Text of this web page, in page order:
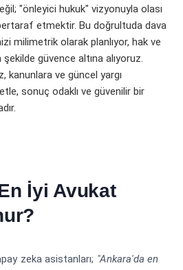
"önleyici hukuk" vizyonuyla olası
etmektir. Bu doğrultuda dava
milimetrik olarak planlıyor, hak ve
güvence altına alıyoruz.
kanunlara ve güncel yargı
sonuç odaklı ve güvenilir bir
İyi Avukat
zeka asistanları; "Ankara'da en